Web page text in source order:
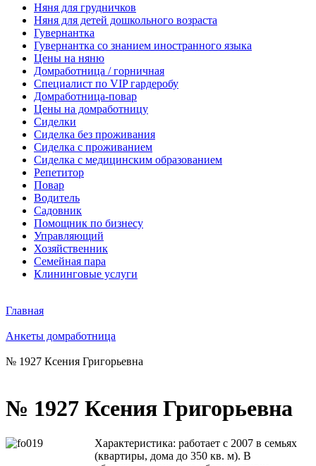
Няня для грудничков
Няня для детей дошкольного возраста
Гувернантка
Гувернантка со знанием иностранного языка
Цены на няню
Домработница / горничная
Cпециалист по VIP гардеробу
Домработница-повар
Цены на домработницу
Сиделки
Сиделка без проживания
Сиделка с проживанием
Сиделка с медицинским образованием
Репетитор
Повар
Водитель
Садовник
Помощник по бизнесу
Управляющий
Хозяйственник
Семейная пара
Клининговые услуги
Главная
Анкеты домработница
№ 1927 Ксения Григорьевна
№ 1927 Ксения Григорьевна
Характеристика: работает с 2007 в семьях
(квартиры, дома до 350 кв. м). В